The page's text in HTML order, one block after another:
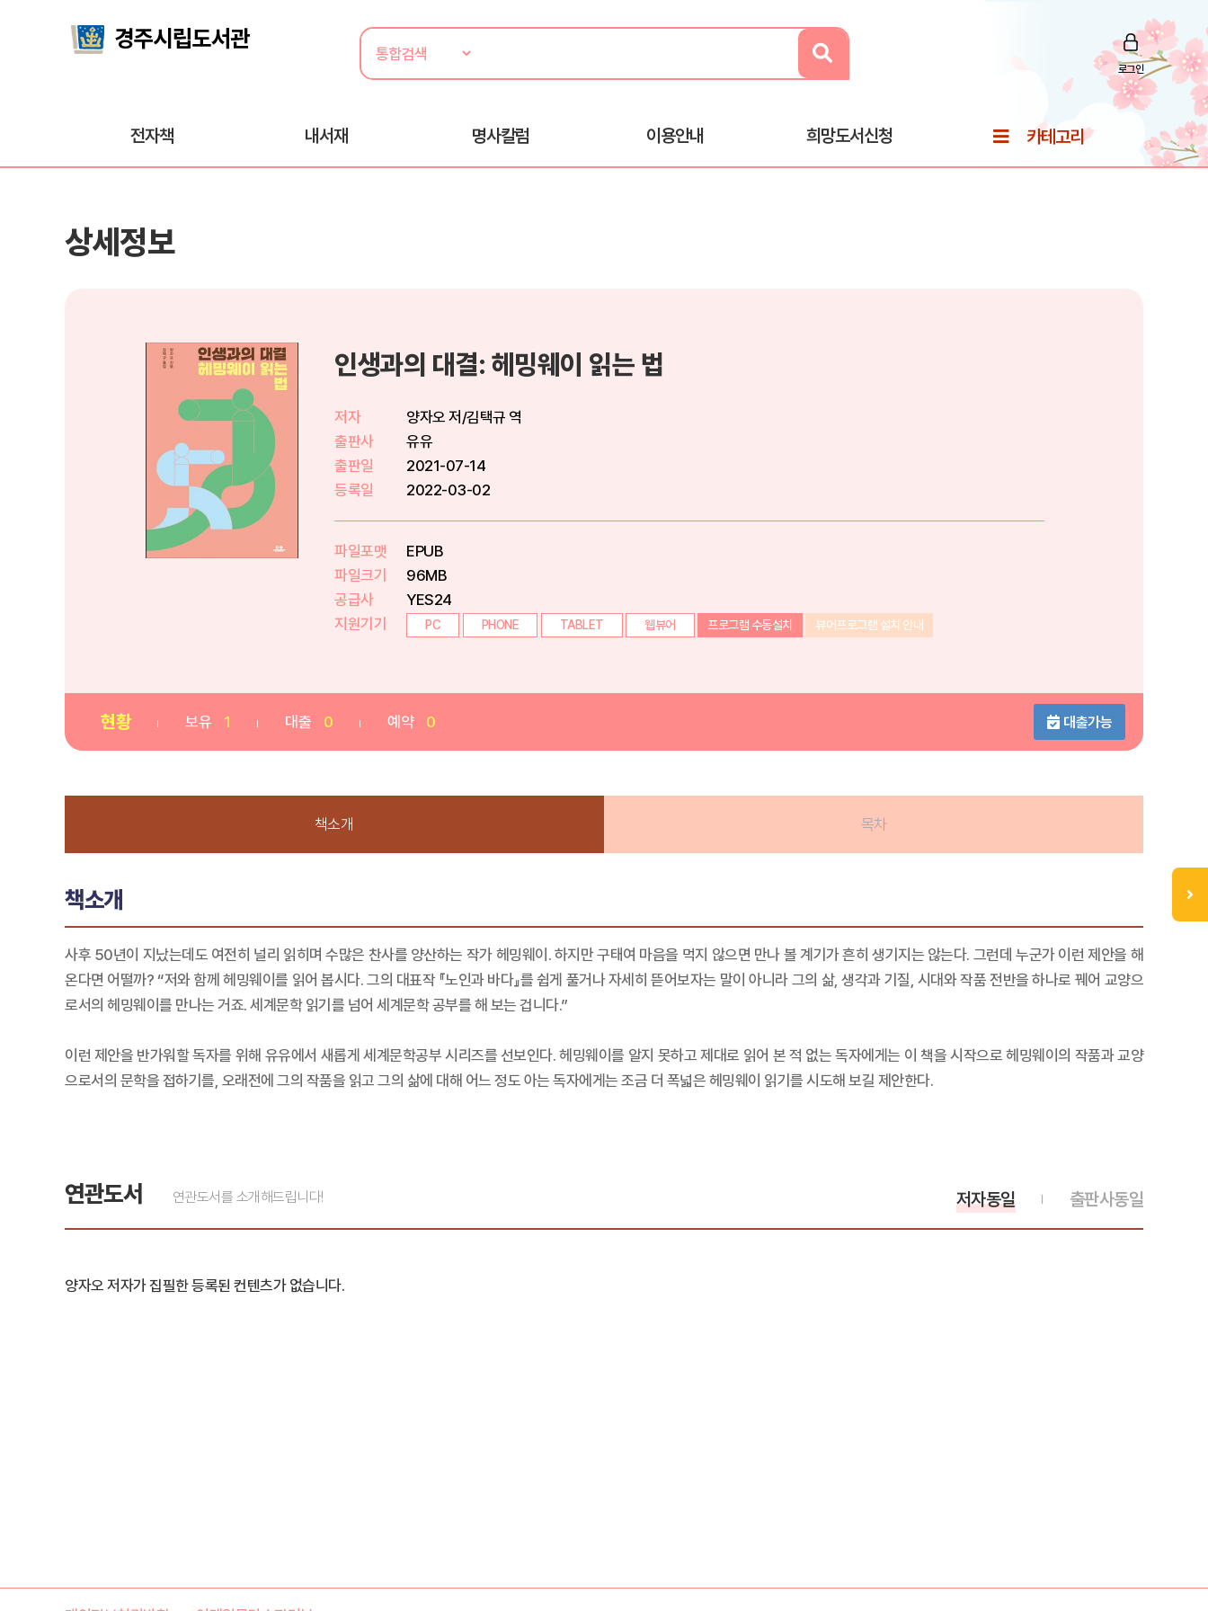
로그인
전자책 내서재 명사칼럼 이용안내 희망도서신청 카테고리
상세정보
인생과의 대결: 헤밍웨이 읽는 법
저자
양자오 저/김택규 역
출판사
유유
출판일
2021-07-14
등록일
2022-03-02
파일포맷
EPUB
파일크기
96MB
공급사
YES24
지원기기
PC PHONE TABLET 웹뷰어 프로그램 수동설치 뷰어프로그램 설치 안내
현황 보유 1 대출 0 예약 0 대출가능
책소개 목차
책소개
사후 50년이 지났는데도 여전히 널리 읽히며 수많은 찬사를 양산하는 작가 헤밍웨이. 하지만 구태여 마음을 먹지 않으면 만나 볼 계기가 흔히 생기지는 않는다. 그런데 누군가 이런 제안을 해
온다면 어떨까? “저와 함께 헤밍웨이를 읽어 봅시다. 그의 대표작 『노인과 바다』를 쉽게 풀거나 자세히 뜯어보자는 말이 아니라 그의 삶, 생각과 기질, 시대와 작품 전반을 하나로 꿰어 교양으
로서의 헤밍웨이를 만나는 거죠. 세계문학 읽기를 넘어 세계문학 공부를 해 보는 겁니다.”
이런 제안을 반가워할 독자를 위해 유유에서 새롭게 세계문학공부 시리즈를 선보인다. 헤밍웨이를 알지 못하고 제대로 읽어 본 적 없는 독자에게는 이 책을 시작으로 헤밍웨이의 작품과 교양
으로서의 문학을 접하기를, 오래전에 그의 작품을 읽고 그의 삶에 대해 어느 정도 아는 독자에게는 조금 더 폭넓은 헤밍웨이 읽기를 시도해 보길 제안한다.
연관도서 연관도서를 소개해드립니다! 출판사동일
저자동일
양자오 저자가 집필한 등록된 컨텐츠가 없습니다.